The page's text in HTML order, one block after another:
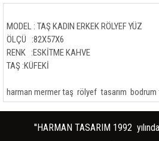
KAŞPO VASE
RELİEF
TİLE APPLİCATİON
COTTO/GROUND FLOOR
MODEL : TAŞ KADIN ERKEK RÖLYEF YÜZ
ÖLÇÜ :82X57X6
RENK :ESKİTME KAHVE
TAŞ :KÜFEKİ
harman mermer taş rölyef tasarım bodrum
''HARMAN TASARIM 1992